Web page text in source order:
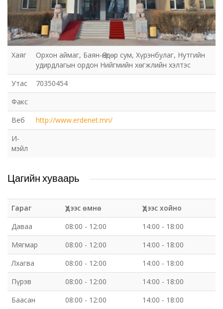
Хаяг
Орхон аймаг, Баян-Өндөр сум, Хүрэнбулаг, Нутгийн
удирдлагын ордон Нийгмийн хөгжлийн хэлтэс
Утас
70350454
Факс
Веб
http://www.erdenet.mn/
И-
мэйл
Цагийн хуваарь
Гараг Үдээс өмнө
Үдээс хойно
Даваа
08:00 - 12:00
14:00 - 18:00
Мягмар
08:00 - 12:00
14:00 - 18:00
Лхагва
08:00 - 12:00
14:00 - 18:00
Пүрэв
08:00 - 12:00
14:00 - 18:00
Баасан
08:00 - 12:00
14:00 - 18:00